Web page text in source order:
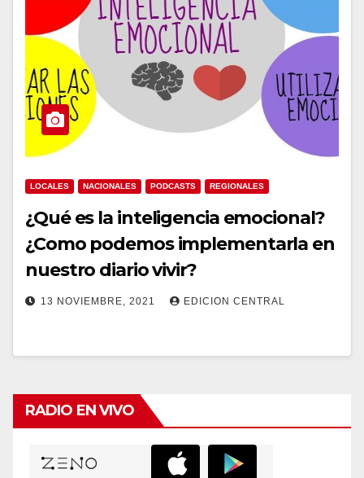
LOCALES NACIONALES PODCASTS REGIONALES
¿Qué es la inteligencia emocional?
¿Como podemos implementarla en
nuestro diario vivir?
13 NOVIEMBRE, 2021 EDICION CENTRAL
RADIO EN VIVO